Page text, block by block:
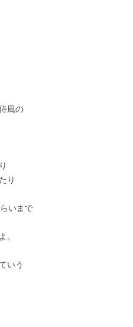
風の
り
いまで
。
いう